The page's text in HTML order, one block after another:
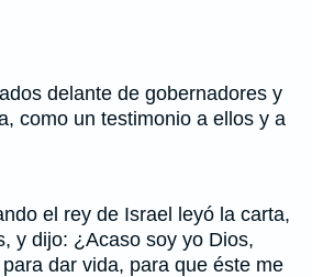
delante de gobernadores y
como un testimonio a ellos y a
el rey de Israel leyó la carta,
y dijo: ¿Acaso soy yo Dios,
dar vida, para que éste me